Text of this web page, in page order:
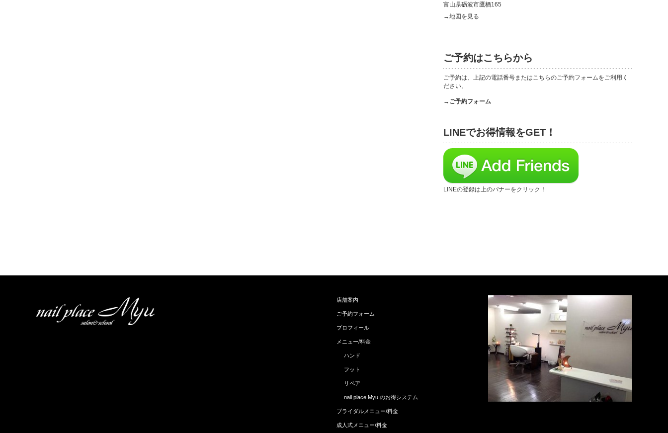
富山県砺波市鷹栖165
→地図を見る
ご予約はこちらから
ご予約は、上記の電話番号またはこちらのご予約フォームをご利用く
ださい。
→ご予約フォーム
LINEでお得情報をGET！
LINEの登録は上のバナーをクリック！
店舗案内
ご予約フォーム
プロフィール
メニュー/料金
ハンド
フット
リペア
nail place Myu のお得システム
ブライダルメニュー/料金
成人式メニュー/料金